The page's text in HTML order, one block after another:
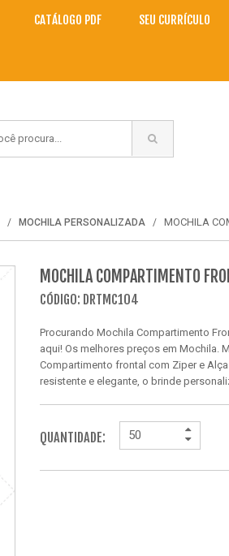
CATÁLOGO PDF SEU CURRÍCULO
MOCHILA PERSONALIZADA MOCHILA
MOCHILA COMPARTIMENTO
CÓDIGO: DRTMC104
Procurando Mochila Compartimento
aqui! Os melhores preços em Mochila.
Compartimento frontal com Ziper e
resistente e elegante, o brinde
QUANTIDADE: